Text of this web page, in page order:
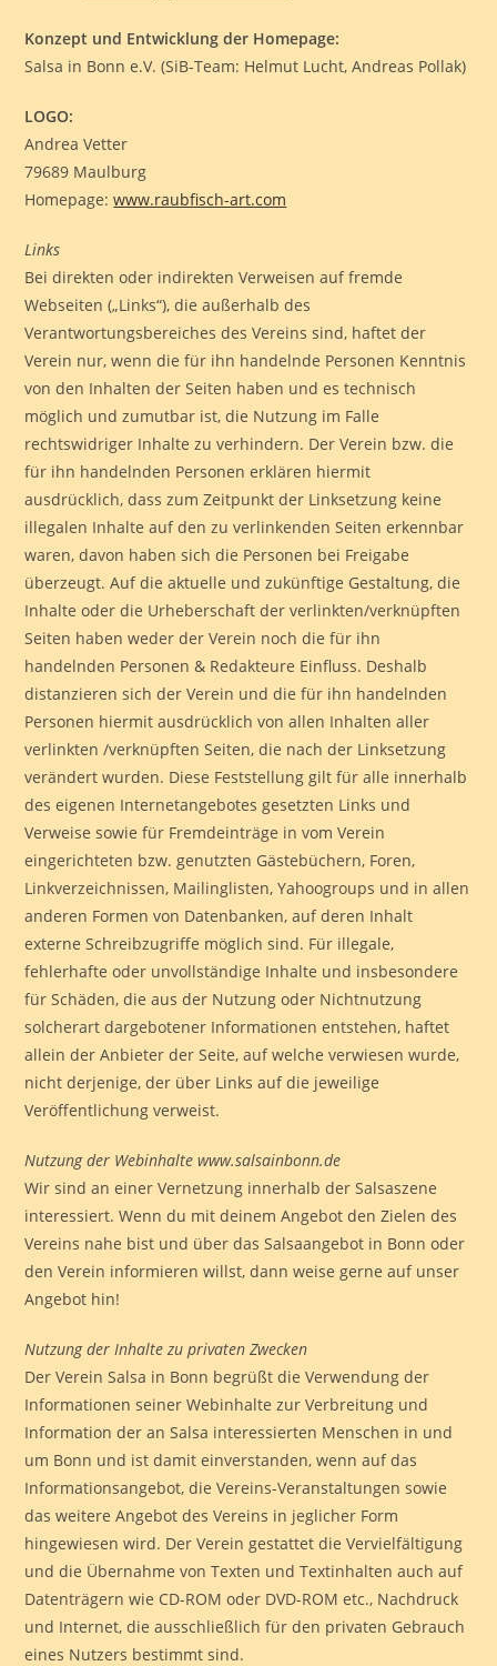
Konzept und Entwicklung der Homepage:
Salsa in Bonn e.V. (SiB-Team: Helmut Lucht, Andreas Pollak)
LOGO:
Andrea Vetter
79689 Maulburg
Homepage:www.raubfisch-art.com
Links
Bei direkten oder indirekten Verweisen auf fremde
Webseiten („Links“), die außerhalb des
Verantwortungsbereiches des Vereins sind, haftet der
Verein nur, wenn die für ihn handelnde Personen Kenntnis
von den Inhalten der Seiten haben und es technisch
möglich und zumutbar ist, die Nutzung im Falle
rechtswidriger Inhalte zu verhindern. Der Verein bzw. die
für ihn handelnden Personen erklären hiermit
ausdrücklich, dass zum Zeitpunkt der Linksetzung keine
illegalen Inhalte auf den zu verlinkenden Seiten erkennbar
waren, davon haben sich die Personen bei Freigabe
überzeugt. Auf die aktuelle und zukünftige Gestaltung, die
Inhalte oder die Urheberschaft der verlinkten/verknüpften
Seiten haben weder der Verein noch die für ihn
handelnden Personen & Redakteure Einfluss. Deshalb
distanzieren sich der Verein und die für ihn handelnden
Personen hiermit ausdrücklich von allen Inhalten aller
verlinkten /verknüpften Seiten, die nach der Linksetzung
verändert wurden. Diese Feststellung gilt für alle innerhalb
des eigenen Internetangebotes gesetzten Links und
Verweise sowie für Fremdeinträge in vom Verein
eingerichteten bzw. genutzten Gästebüchern, Foren,
Linkverzeichnissen, Mailinglisten, Yahoogroups und in allen
anderen Formen von Datenbanken, auf deren Inhalt
externe Schreibzugriffe möglich sind. Für illegale,
fehlerhafte oder unvollständige Inhalte und insbesondere
für Schäden, die aus der Nutzung oder Nichtnutzung
solcherart dargebotener Informationen entstehen, haftet
allein der Anbieter der Seite, auf welche verwiesen wurde,
nicht derjenige, der über Links auf die jeweilige
Veröffentlichung verweist.
Nutzung der Webinhalte www.salsainbonn.de
Wir sind an einer Vernetzung innerhalb der Salsaszene
interessiert. Wenn du mit deinem Angebot den Zielen des
Vereins nahe bist und über das Salsaangebot in Bonn oder
den Verein informieren willst, dann weise gerne auf unser
Angebot hin!
Nutzung der Inhalte zu privaten Zwecken
Der Verein Salsa in Bonn begrüßt die Verwendung der
Informationen seiner Webinhalte zur Verbreitung und
Information der an Salsa interessierten Menschen in und
um Bonn und ist damit einverstanden, wenn auf das
Informationsangebot, die Vereins-Veranstaltungen sowie
das weitere Angebot des Vereins in jeglicher Form
hingewiesen wird. Der Verein gestattet die Vervielfältigung
und die Übernahme von Texten und Textinhalten auch auf
Datenträgern wie CD-ROM oder DVD-ROM etc., Nachdruck
und Internet, die ausschließlich für den privaten Gebrauch
eines Nutzers bestimmt sind.